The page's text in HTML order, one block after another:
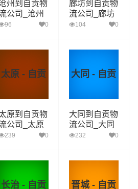
州到自贡物
公司_沧州
自贡货运_
96 0
廊坊到自贡物
流公司_廊坊
到自贡货运_
104 0
太原 - 自贡
原到自贡物
公司_太原
自贡货运_
239 0
大同 - 自贡
大同到自贡物
流公司_大同
到自贡货运_
232 0
长治 - 自贡 晋城 - 自贡